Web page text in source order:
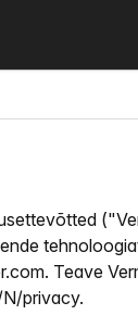
Teave
privacy.